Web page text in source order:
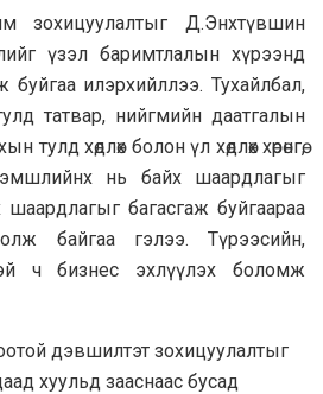
зохицуулалтыг Д.Энхтүвшин
үзэл баримтлалын хүрээнд
илэрхийллээ. Тухайлбал,
татвар, нийгмийн даатгалын
тулд хөдлөх болон үл хөдлөх хөрөнгө,
нь байх шаардлагыг
шаардлагыг багасгаж буйгаараа
байгаа гэлээ. Түрээсийн,
ч бизнес эхлүүлэх боломж
дэвшилтэт зохицуулалтыг
хуульд зааснаас бусад